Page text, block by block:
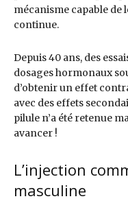
mécanisme capable de
continue.
Depuis 40 ans, des
dosages hormonaux
d’obtenir un effet
avec des effets
pilule n’a été retenue
avancer !
L’injection
masculine